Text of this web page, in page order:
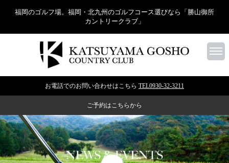
福岡のゴルフ場。福岡・北九州のゴルフコース選びなら「勝山御所
カントリークラブ」
お電話でのお問い合わせはこちら TEL0930-32-3211
ご予約はこちらから